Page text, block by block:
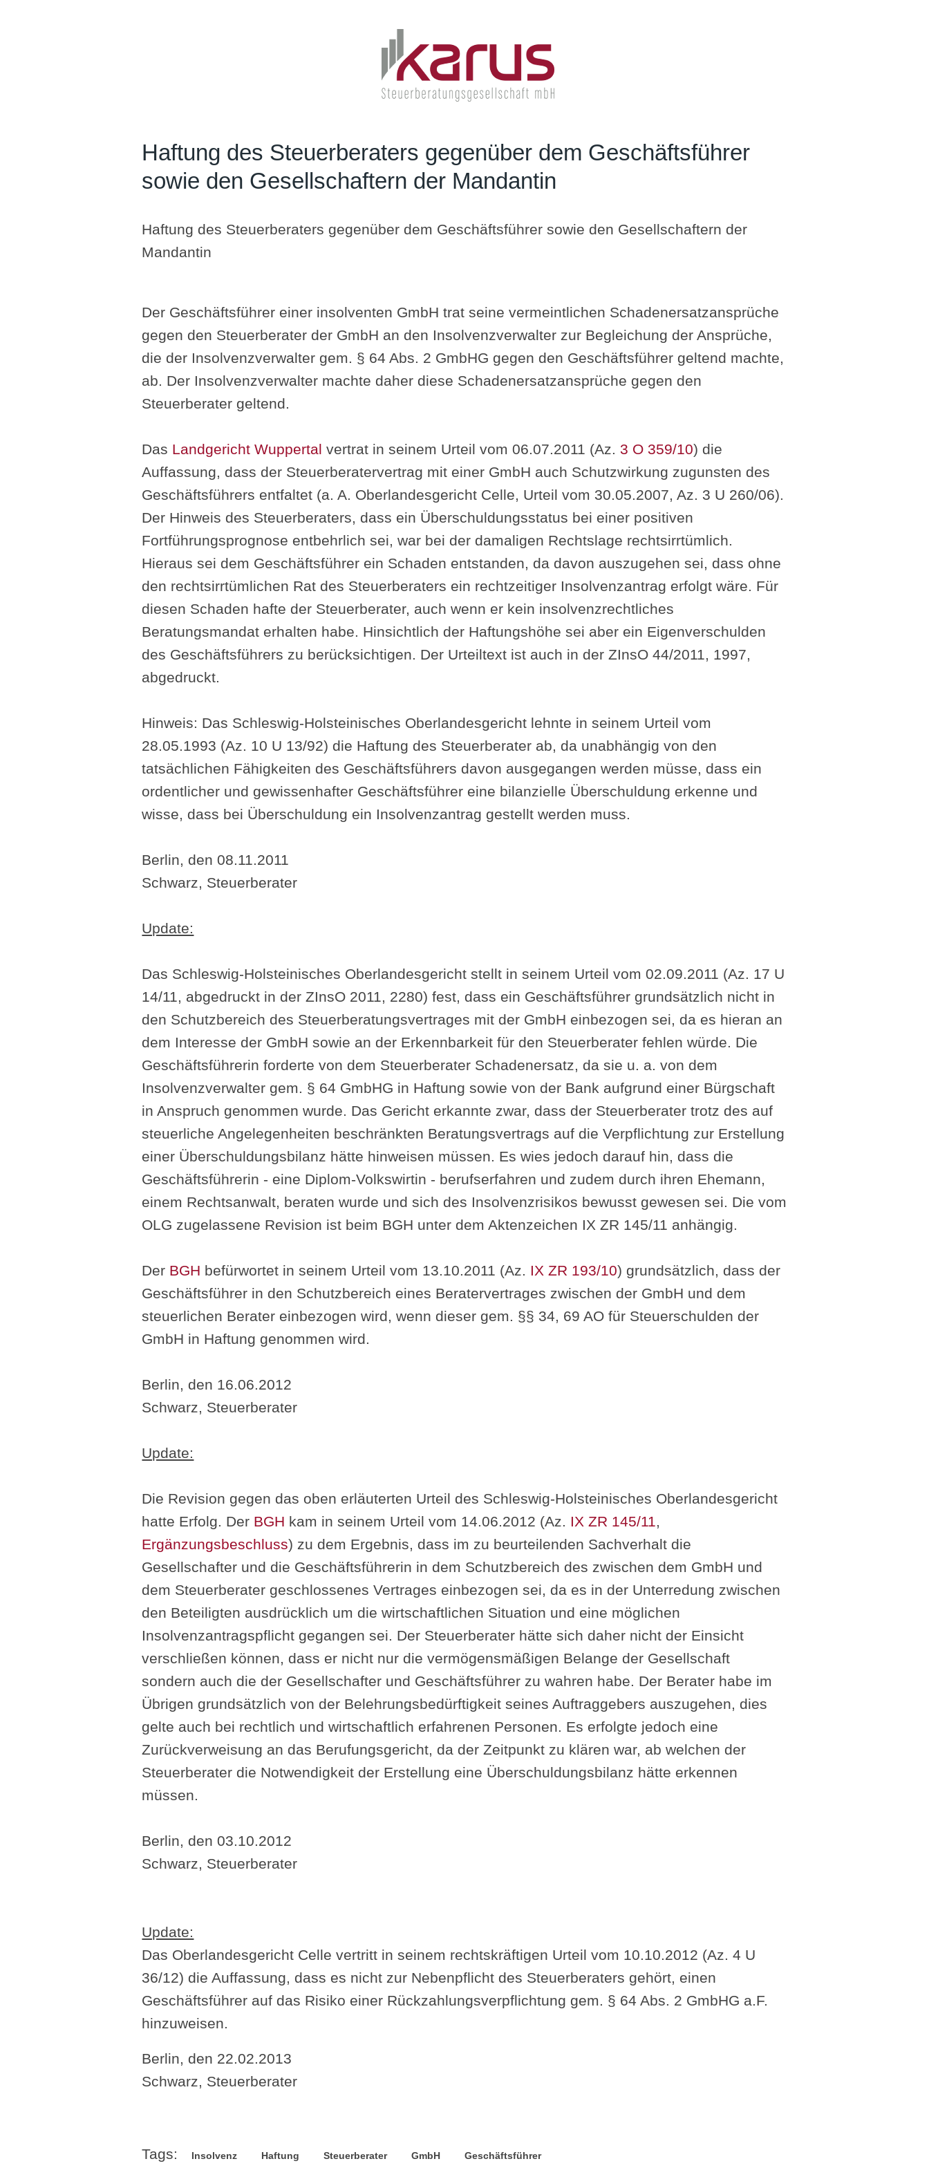
Haftung des Steuerberaters gegenüber dem Geschäftsführer
sowie den Gesellschaftern der Mandantin
Haftung des Steuerberaters gegenüber dem Geschäftsführer sowie den Gesellschaftern der
Mandantin
Der Geschäftsführer einer insolventen GmbH trat seine vermeintlichen Schadenersatzansprüche
gegen den Steuerberater der GmbH an den Insolvenzverwalter zur Begleichung der Ansprüche,
die der Insolvenzverwalter gem. § 64 Abs. 2 GmbHG gegen den Geschäftsführer geltend machte,
ab. Der Insolvenzverwalter machte daher diese Schadenersatzansprüche gegen den
Steuerberater geltend.
Das Landgericht Wuppertal vertrat in seinem Urteil vom 06.07.2011 (Az.3 O 359/10) die
Auffassung, dass der Steuerberatervertrag mit einer GmbH auch Schutzwirkung zugunsten des
Geschäftsführers entfaltet (a. A. Oberlandesgericht Celle, Urteil vom 30.05.2007, Az. 3 U 260/06).
Der Hinweis des Steuerberaters, dass ein Überschuldungsstatus bei einer positiven
Fortführungsprognose entbehrlich sei, war bei der damaligen Rechtslage rechtsirrtümlich.
Hieraus sei dem Geschäftsführer ein Schaden entstanden, da davon auszugehen sei, dass ohne
den rechtsirrtümlichen Rat des Steuerberaters ein rechtzeitiger Insolvenzantrag erfolgt wäre. Für
diesen Schaden hafte der Steuerberater, auch wenn er kein insolvenzrechtliches
Beratungsmandat erhalten habe. Hinsichtlich der Haftungshöhe sei aber ein Eigenverschulden
des Geschäftsführers zu berücksichtigen. Der Urteiltext ist auch in der ZInsO 44/2011, 1997,
abgedruckt.
Hinweis: Das Schleswig-Holsteinisches Oberlandesgericht lehnte in seinem Urteil vom
28.05.1993 (Az. 10 U 13/92) die Haftung des Steuerberater ab, da unabhängig von den
tatsächlichen Fähigkeiten des Geschäftsführers davon ausgegangen werden müsse, dass ein
ordentlicher und gewissenhafter Geschäftsführer eine bilanzielle Überschuldung erkenne und
wisse, dass bei Überschuldung ein Insolvenzantrag gestellt werden muss.
Berlin, den 08.11.2011
Schwarz, Steuerberater
Update:
Das Schleswig-Holsteinisches Oberlandesgericht stellt in seinem Urteil vom 02.09.2011 (Az. 17 U
14/11, abgedruckt in der ZInsO 2011, 2280) fest, dass ein Geschäftsführer grundsätzlich nicht in
den Schutzbereich des Steuerberatungsvertrages mit der GmbH einbezogen sei, da es hieran an
dem Interesse der GmbH sowie an der Erkennbarkeit für den Steuerberater fehlen würde. Die
Geschäftsführerin forderte von dem Steuerberater Schadenersatz, da sie u. a. von dem
Insolvenzverwalter gem. § 64 GmbHG in Haftung sowie von der Bank aufgrund einer Bürgschaft
in Anspruch genommen wurde. Das Gericht erkannte zwar, dass der Steuerberater trotz des auf
steuerliche Angelegenheiten beschränkten Beratungsvertrags auf die Verpflichtung zur Erstellung
einer Überschuldungsbilanz hätte hinweisen müssen. Es wies jedoch darauf hin, dass die
Geschäftsführerin - eine Diplom-Volkswirtin - berufserfahren und zudem durch ihren Ehemann,
einem Rechtsanwalt, beraten wurde und sich des Insolvenzrisikos bewusst gewesen sei. Die vom
OLG zugelassene Revision ist beim BGH unter dem Aktenzeichen IX ZR 145/11 anhängig.
Der BGH befürwortet in seinem Urteil vom 13.10.2011 (Az. IX ZR 193/10) grundsätzlich, dass der
Geschäftsführer in den Schutzbereich eines Beratervertrages zwischen der GmbH und dem
steuerlichen Berater einbezogen wird, wenn dieser gem. §§ 34, 69 AO für Steuerschulden der
GmbH in Haftung genommen wird.
Berlin, den 16.06.2012
Schwarz, Steuerberater
Update:
Die Revision gegen das oben erläuterten Urteil des Schleswig-Holsteinisches Oberlandesgericht
hatte Erfolg. Der BGH kam in seinem Urteil vom 14.06.2012 (Az. IX ZR 145/11,
Ergänzungsbeschluss) zu dem Ergebnis, dass im zu beurteilenden Sachverhalt die
Gesellschafter und die Geschäftsführerin in dem Schutzbereich des zwischen dem GmbH und
dem Steuerberater geschlossenes Vertrages einbezogen sei, da es in der Unterredung zwischen
den Beteiligten ausdrücklich um die wirtschaftlichen Situation und eine möglichen
Insolvenzantragspflicht gegangen sei. Der Steuerberater hätte sich daher nicht der Einsicht
verschließen können, dass er nicht nur die vermögensmäßigen Belange der Gesellschaft
sondern auch die der Gesellschafter und Geschäftsführer zu wahren habe. Der Berater habe im
Übrigen grundsätzlich von der Belehrungsbedürftigkeit seines Auftraggebers auszugehen, dies
gelte auch bei rechtlich und wirtschaftlich erfahrenen Personen. Es erfolgte jedoch eine
Zurückverweisung an das Berufungsgericht, da der Zeitpunkt zu klären war, ab welchen der
Steuerberater die Notwendigkeit der Erstellung eine Überschuldungsbilanz hätte erkennen
müssen.
Berlin, den 03.10.2012
Schwarz, Steuerberater
Update:
Das Oberlandesgericht Celle vertritt in seinem rechtskräftigen Urteil vom 10.10.2012 (Az. 4 U
36/12) die Auffassung, dass es nicht zur Nebenpflicht des Steuerberaters gehört, einen
Geschäftsführer auf das Risiko einer Rückzahlungsverpflichtung gem. § 64 Abs. 2 GmbHG a.F.
hinzuweisen.
Berlin, den 22.02.2013
Schwarz, Steuerberater
Tags: Insolvenz Haftung Steuerberater GmbH Geschäftsführer